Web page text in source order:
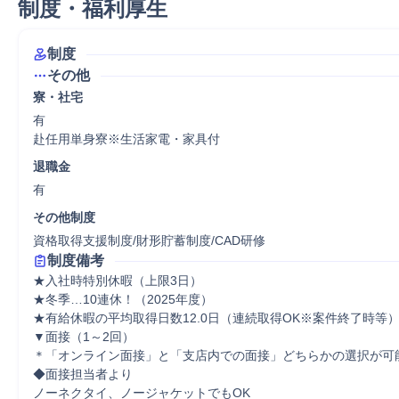
制度・福利厚生
制度
その他
寮・社宅
有
赴任用単身寮※生活家電・家具付
退職金
有
その他制度
資格取得支援制度/財形貯蓄制度/CAD研修
制度備考
★入社時特別休暇（上限3日）
★冬季…10連休！（2025年度）
★有給休暇の平均取得日数12.0日（連続取得OK※案件終了時等）
▼面接（1～2回）
＊「オンライン面接」と「支店内での面接」どちらかの選択が可
◆面接担当者より
ノーネクタイ、ノージャケットでもOK